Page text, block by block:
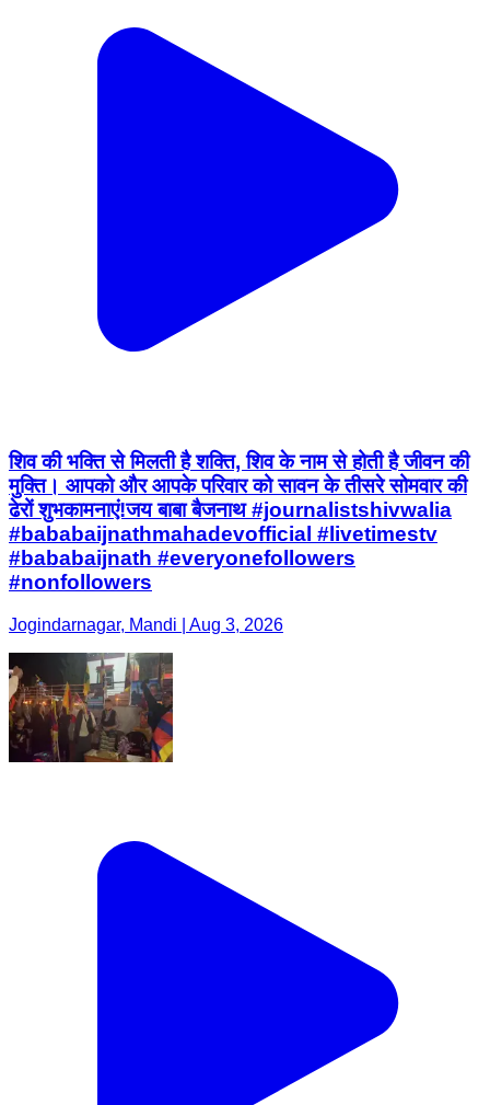
शिव की भक्ति से मिलती है शक्ति, शिव के नाम से होती है जीवन की
मुक्ति। आपको और आपके परिवार को सावन के तीसरे सोमवार की
ढेरों शुभकामनाएं!जय बाबा बैजनाथ #journalistshivwalia
#bababaijnathmahadevofficial #livetimestv
#bababaijnath #everyonefollowers
#nonfollowers
Jogindarnagar, Mandi | Aug 3, 2026